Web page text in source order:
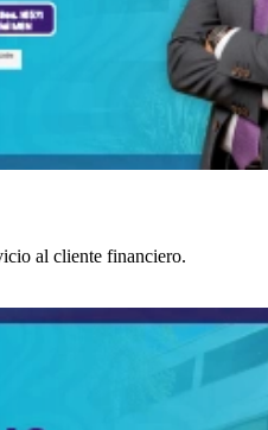
al cliente financiero.